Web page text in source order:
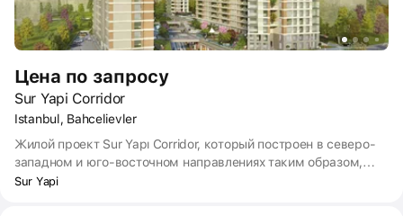
Цена по запросу
Sur Yapi Corridor
Istanbul, Bahcelievler
Жилой проект Sur Yapı Corridor, который построен в северо-
западном и юго-восточном направлениях таким образом,
чтобы тени от его зданий падали друг на друга с
Sur Yapi